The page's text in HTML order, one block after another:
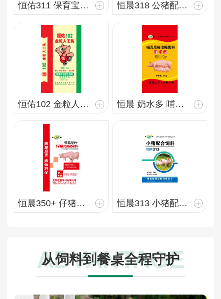
恒佑311 保育宝 40kg 恒晨318 公猪配合饲料 40kg
恒佑102 金粒人工乳 20kg 恒晨 奶水多 哺乳母猪浓缩饲料 20kg
恒晨350+ 仔猪浓缩饲料 25kg 恒晨313 小猪配合饲料 40kg
ADVANTAGE
从饲料到餐桌全程守护